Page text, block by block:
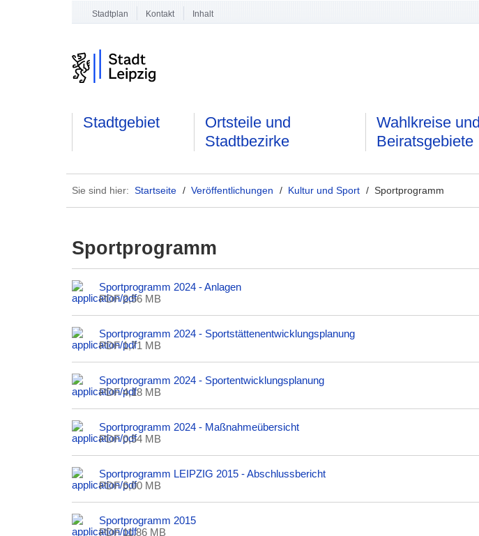
Stadtplan Kontakt Inhalt
Stadtgebiet
Ortsteile und
Stadtbezirke
Wahlkreise und
Beiratsgebiete
Sie sind hier: Startseite /Veröffentlichungen / Kultur und Sport / Sportprogramm
Sportprogramm
Sportprogramm 2024 - Anlagen
PDF 2,56 MB
Sportprogramm 2024 - Sportstättenentwicklungsplanung
PDF 1,71 MB
Sportprogramm 2024 - Sportentwicklungsplanung
PDF 4,18 MB
Sportprogramm 2024 - Maßnahmeübersicht
PDF 0,54 MB
Sportprogramm LEIPZIG 2015 - Abschlussbericht
PDF 6,00 MB
Sportprogramm 2015
PDF 11,86 MB